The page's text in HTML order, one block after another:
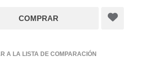
A LA LISTA DE COMPARACIÓN